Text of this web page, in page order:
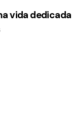
vida dedicada